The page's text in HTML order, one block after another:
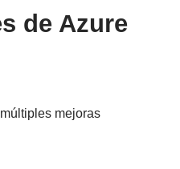
de Azure
mejoras